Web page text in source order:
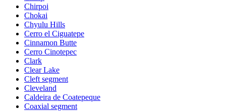
Chirpoi
Chokai
Chyulu Hills
Cerro el Ciguatepe
Cinnamon Butte
Cerro Cinotepec
Clark
Clear Lake
Cleft segment
Cleveland
Caldeira de Coatepeque
Coaxial segment